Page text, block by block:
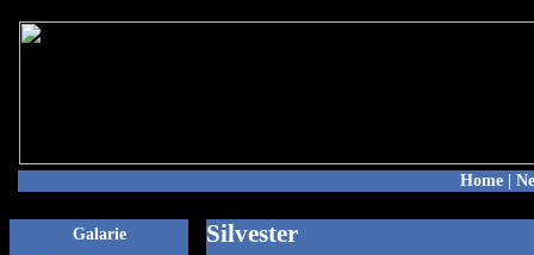
Home
Galarie
Silvester